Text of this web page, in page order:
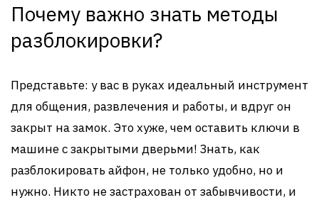
Почему важно знать методы
разблокировки?
Представьте: у вас в руках идеальный инструмент
для общения, развлечения и работы, и вдруг он
закрыт на замок. Это хуже, чем оставить ключи в
машине с закрытыми дверьми! Знать, как
разблокировать айфон, не только удобно, но и
нужно. Никто не застрахован от забывчивости, и